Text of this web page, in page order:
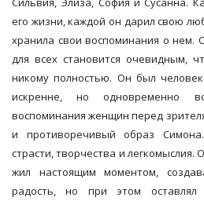
его жизни, каждой он дарил свою
хранила свои воспоминания о нем.
для всех становится очевидным,
никому полностью. Он был
искренне, но одновременно
воспоминания женщин перед
и противоречивый образ
страсти, творчества и
жил настоящим моментом,
радость, но при этом